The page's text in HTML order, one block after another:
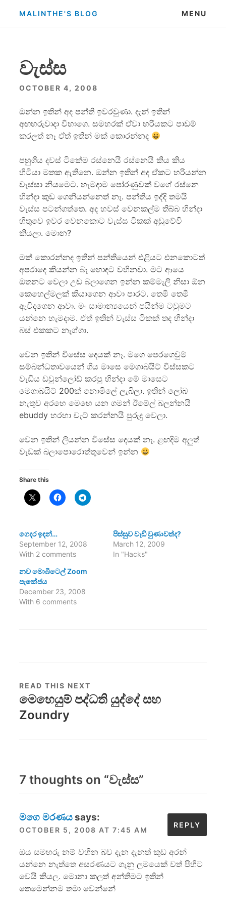
MALINTHE'S BLOG MENU
වැස්ස
OCTOBER 4, 2008
ඔන්න ඉතින් අද පන්ති ඉවරවුණා. දැන් ඉතින්
අඟහරුවාදා විභාගෙ. සමහරක් ඒවා හරියකට පාඩම්
කරලත් නෑ ඒත් ඉතින් මක් කොරන්නද
පහුගිය දවස් ටිකේම රස්නෙයි රස්නෙයි කිය කිය
හිටියා මතක ඇතිනෙ. ඔන්න ඉතින් අද ඒකට හරියන්න
වැස්සා නියමෙට. හැමදාම පෝරණුවක් වගේ රස්නෙ
හින්දා කුඩ ගෙනියන්නෙත් නෑ. පන්තිය ඉද්දි තමයි
වැස්ස පටන්ගත්තෙ. අද හවස් වෙනකල්ම තිබ්බ හින්දා
හිතුවෙ ඉවර වෙනකොට වැස්ස ටිකක් අඩුවේවි
කියලා. මොන?
මක් කොරන්නද ඉතින් පන්තියෙන් එළියට එනකොටත්
අපරාදෙ කියන්න බෑ හොඳට වහිනවා. මට ආයෙ
ඔතනට වෙලා උඩ බලාගෙන ඉන්න කම්මැලි නිසා ඕන
කෙහෙල්මලක් කියාගෙන ආවා පාරට. තෙමි තෙමී
ඇවිදගෙන ආවා. මං සාමාන්‍යයෙන් පයින්ම ටවුමට
යන්නෙ හැමදාම. ඒත් ඉතින් වැස්ස ටිකක් තද හින්දා
බස් එකකට නැග්ගා.
වෙන ඉතින් ‍විසේස දෙයක් නෑ. මගෙ පෙරගෙවුම්
සම්බන්ධතාවයෙන් ගිය මාසෙ මෙගාබයිට් විස්සකට
වැඩිය ඩවුන්ලෝඩ් කරපු හින්දා මේ මාසෙට
මෙගාබයිට් 200ක් නොමිලේ ලැබිලා. ඉතින් ලෝබ
නැතුව අරහෙ මෙහෙ යන ගමන් ඊමේල් බලන්නයි
ebuddy හරහා චැට් කරන්නයි පුරුදු වෙලා.
වෙන ඉතින් ලියන්න විසේස දෙයක් නෑ. ළඟදිම අලුත්
වැඩක් බලාපොරොත්තුවෙන් ඉන්න
Share this
ගෙදර ඉඳන්…
September 12, 2008
With 2 comments
පිස්සුව වැඩි වුණාවත්ද?
March 12, 2009
In "Hacks"
නව මොබිටෙල් Zoom
පැකේජය
December 23, 2008
With 6 comments
READ THIS NEXT
මෙහෙයුම් පද්ධති යුද්දේ සහ
Zoundry
7 thoughts on “වැස්ස”
මගෙ මරණයsays:
OCTOBER 5, 2008 AT 7:45 AM
ඔය සමහරු නම් වහින බව දැන දැනත් කුඩ අරන්
යන්නෙ නැත්තෙ අසරණයට ගැනු ලමයෙක් වත් පිහිට
වෙයි කියල. මොනා කලත් අන්තිමට ඉතින්
තෙමෙන්නම තමා වෙන්නේ
REPLY